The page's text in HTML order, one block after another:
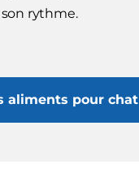
son rythme.
aliments pour chat